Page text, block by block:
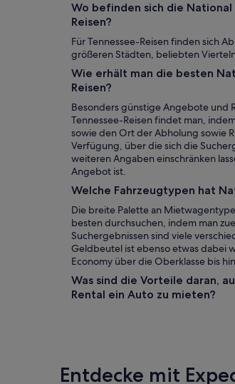
Wo befinden sich die
Reisen?
Für Tennessee-Reisen finden sich
größeren Städten, beliebten
Wie erhält man die besten
Reisen?
Besonders günstige Angebote und
Tennessee-Reisen findet man,
sowie den Ort der Abholung sowie
Verfügung, über die sich die
weiteren Angaben einschränken
Angebot ist.
Welche Fahrzeugtypen hat
Die breite Palette an
besten durchsuchen, indem man
Suchergebnissen sind viele
Geldbeutel ist ebenso etwas dabei
Economy über die Oberklasse bis
Was sind die Vorteile daran,
Rental ein Auto zu mieten?
Entdecke mit